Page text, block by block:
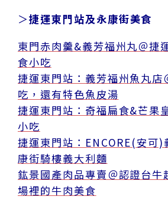
＞捷運東門站及永康街美食
東門赤肉羹&義芳福州丸＠捷
食小吃
捷運東門站：義芳福州魚丸店
吃，還有特色魚皮湯
捷運東門站：奇福扁食&芒果
小吃
捷運東門站：ENCORE(安可)
康街騎樓義大利麵
鈜景國產肉品專賣＠認證台牛
場裡的牛肉美食